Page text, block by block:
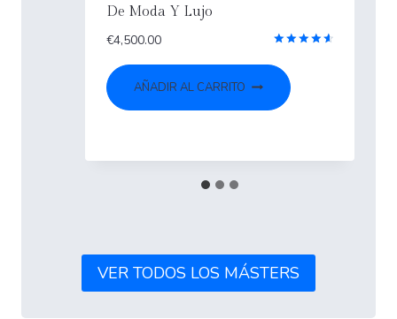
Enseñanzas Artísticas en Diseño
de Moda Sostenible y Circularidad
Valorado
con
4.55
de 5
4,200.00
AÑADIR AL CARRITO
VER TODOS LOS MÁSTERS